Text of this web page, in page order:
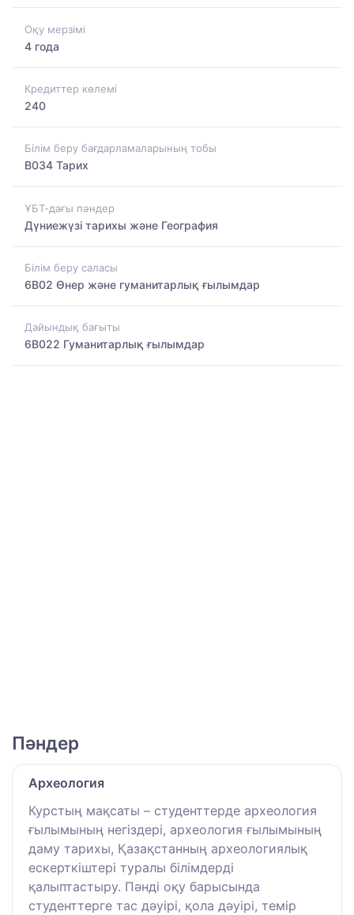
Оқу мерзімі
4 года
Кредиттер көлемі
240
Білім беру бағдарламаларының тобы
B034 Тарих
ҰБТ-дағы пәндер
Дүниежүзі тарихы және География
Білім беру саласы
6B02 Өнер және гуманитарлық ғылымдар
Дайындық бағыты
6B022 Гуманитарлық ғылымдар
Пәндер
Археология
Курстың мақсаты – студенттерде археология
ғылымының негіздері, археология ғылымының
даму тарихы, Қазақстанның археологиялық
ескерткіштері туралы білімдерді
қалыптастыру. Пәнді оқу барысында
студенттерге тас дәуірі, қола дәуірі, темір